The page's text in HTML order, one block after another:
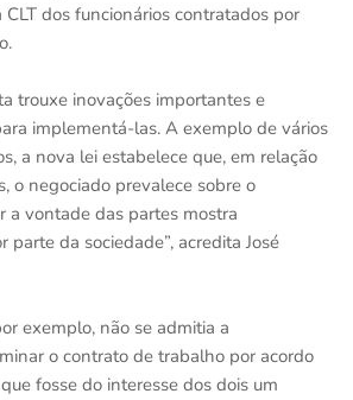
dos funcionários contratados por
trouxe inovações importantes e
implementá-las. A exemplo de vários
a nova lei estabelece que, em relação
o negociado prevalece sobre o
a vontade das partes mostra
parte da sociedade”, acredita José
exemplo, não se admitia a
o contrato de trabalho por acordo
fosse do interesse dos dois um